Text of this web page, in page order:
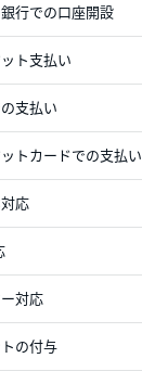
行での口座開設
ト支払い
支払い
トカードでの支払い
応
対応
の付与